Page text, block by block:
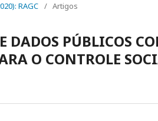
RAGC / Artigos
DADOS PÚBLICOS
O CONTROLE